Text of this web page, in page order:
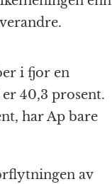
i fjor en
40,3 prosent.
har Ap bare
av